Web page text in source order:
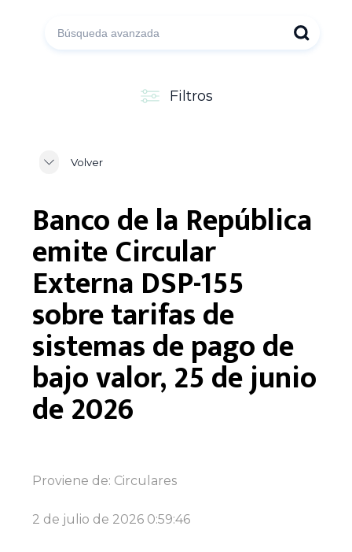
Filtros
Volver
Banco de la República
emite Circular
Externa DSP-155
sobre tarifas de
sistemas de pago de
bajo valor, 25 de junio
de 2026
Proviene de: Circulares
2 de julio de 2026 0:59:46